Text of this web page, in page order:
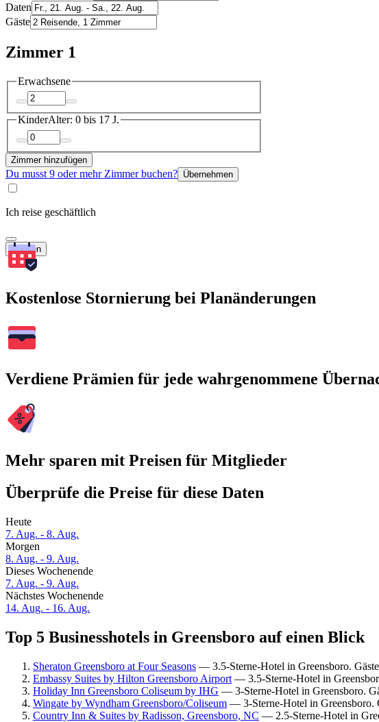
Daten
Gäste
Zimmer 1
Erwachsene
KinderAlter: 0 bis 17 J.
Zimmer hinzufügen
Du musst 9 oder mehr Zimmer buchen? Übernehmen
Ich reise geschäftlich
Suchen
Kostenlose Stornierung bei Planänderungen
Verdiene Prämien für jede wahrgenommene
Mehr sparen mit Preisen für Mitglieder
Überprüfe die Preise für diese Daten
Heute
7. Aug. - 8. Aug.
Morgen
8. Aug. - 9. Aug.
Dieses Wochenende
7. Aug. - 9. Aug.
Nächstes Wochenende
14. Aug. - 16. Aug.
Top 5 Businesshotels in Greensboro auf einen Blick
Sheraton Greensboro at Four Seasons — 3.5-Sterne-Hotel in Greensboro.
Embassy Suites by Hilton Greensboro Airport — 3.5-Sterne-Hotel in
Holiday Inn Greensboro Coliseum by IHG — 3-Sterne-Hotel in Greensboro.
Wingate by Wyndham Greensboro/Coliseum — 3-Sterne-Hotel in Greensboro.
Country Inn & Suites by Radisson, Greensboro, NC — 2.5-Sterne-Hotel in